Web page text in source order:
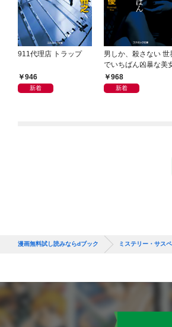
911代理店 トラップ
946
新着
男しか、殺さない 世
でいちばん凶暴な美
968
新着
漫画無料試し読みならdブック ミステリー・サス